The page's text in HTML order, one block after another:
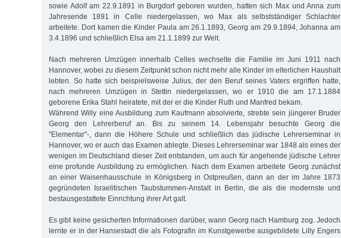
sowie Adolf am 22.9.1891 in Burgdorf geboren wurden, hatten sich Max und Anna zum
Jahresende 1891 in Celle niedergelassen, wo Max als selbstständiger Schlachter
arbeitete. Dort kamen die Kinder Paula am 26.1.1893, Georg am 29.9.1894, Johanna am
3.4.1896 und schließlich Elsa am 21.1.1899 zur Welt.
Nach mehreren Umzügen innerhalb Celles wechselte die Familie im Juni 1911 nach
Hannover, wobei zu diesem Zeitpunkt schon nicht mehr alle Kinder im elterlichen Haushalt
lebten. So hatte sich beispielsweise Julius, der den Beruf seines Vaters ergriffen hatte,
nach mehreren Umzügen in Stettin niedergelassen, wo er 1910 die am 17.1.1884
geborene Erika Stahl heiratete, mit der er die Kinder Ruth und Manfred bekam.
Während Willy eine Ausbildung zum Kaufmann absolvierte, strebte sein jüngerer Bruder
Georg den Lehrerberuf an. Bis zu seinem 14. Lebensjahr besuchte Georg die
"Elementar"-, dann die Höhere Schule und schließlich das jüdische Lehrerseminar in
Hannover, wo er auch das Examen ablegte. Dieses Lehrerseminar war 1848 als eines der
wenigen im Deutschland dieser Zeit entstanden, um auch für angehende jüdische Lehrer
eine profunde Ausbildung zu ermöglichen. Nach dem Examen arbeitete Georg zunächst
an einer Waisenhausschule in Königsberg in Ostpreußen, dann an der im Jahre 1873
gegründeten Israelitischen Taubstummen-Anstalt in Berlin, die als die modernste und
bestausgestattete Einrichtung ihrer Art galt.
Es gibt keine gesicherten Informationen darüber, wann Georg nach Hamburg zog. Jedoch
lernte er in der Hansestadt die als Fotografin im Kunstgewerbe ausgebildete Lilly Engers